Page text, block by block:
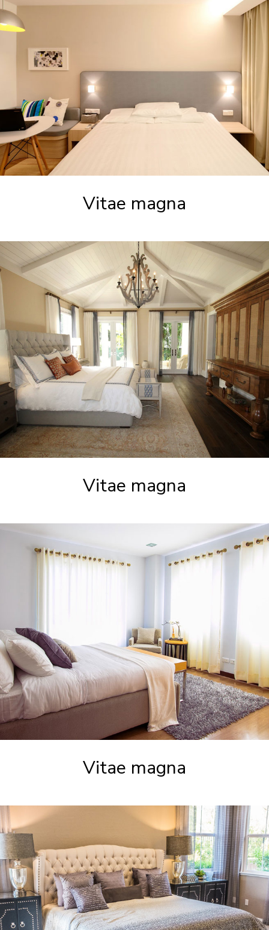
Vitae magna
Vitae magna
Vitae magna